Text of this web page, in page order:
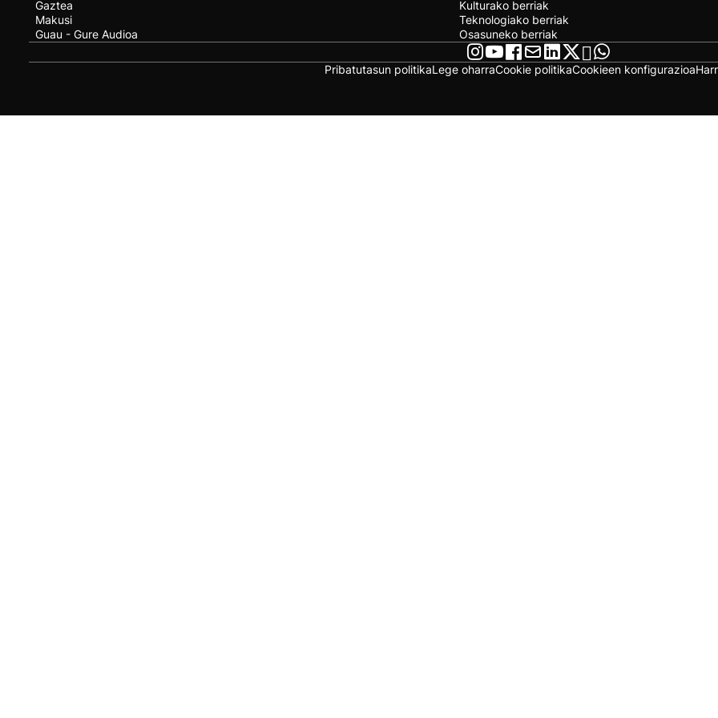
Gaztea
Makusi
Guau - Gure Audioa
Kulturako berriak
Teknologiako berriak
Osasuneko berriak
Pribatutasun politikaLege oharraCookie politikaCookieen konfigurazioa